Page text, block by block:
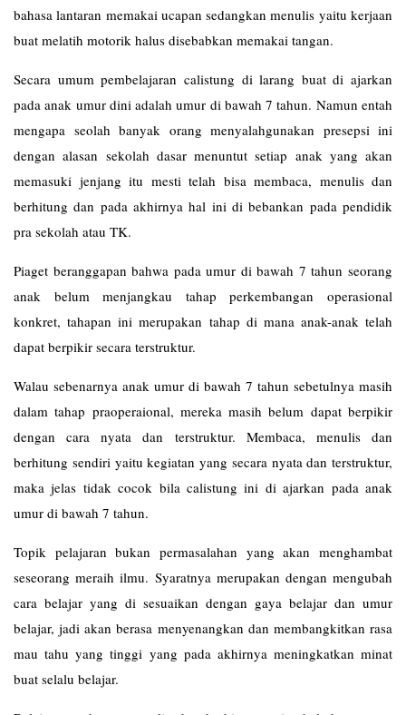
bahasa lantaran memakai ucapan sedangkan menulis yaitu kerjaan
buat melatih motorik halus disebabkan memakai tangan.
Secara umum pembelajaran calistung di larang buat di ajarkan
pada anak umur dini adalah umur di bawah 7 tahun. Namun entah
mengapa seolah banyak orang menyalahgunakan presepsi ini
dengan alasan sekolah dasar menuntut setiap anak yang akan
memasuki jenjang itu mesti telah bisa membaca, menulis dan
berhitung dan pada akhirnya hal ini di bebankan pada pendidik
pra sekolah atau TK.
Piaget beranggapan bahwa pada umur di bawah 7 tahun seorang
anak belum menjangkau tahap perkembangan operasional
konkret, tahapan ini merupakan tahap di mana anak-anak telah
dapat berpikir secara terstruktur.
Walau sebenarnya anak umur di bawah 7 tahun sebetulnya masih
dalam tahap praoperaional, mereka masih belum dapat berpikir
dengan cara nyata dan terstruktur. Membaca, menulis dan
berhitung sendiri yaitu kegiatan yang secara nyata dan terstruktur,
maka jelas tidak cocok bila calistung ini di ajarkan pada anak
umur di bawah 7 tahun.
Topik pelajaran bukan permasalahan yang akan menghambat
seseorang meraih ilmu. Syaratnya merupakan dengan mengubah
cara belajar yang di sesuaikan dengan gaya belajar dan umur
belajar, jadi akan berasa menyenangkan dan membangkitkan rasa
mau tahu yang tinggi yang pada akhirnya meningkatkan minat
buat selalu belajar.